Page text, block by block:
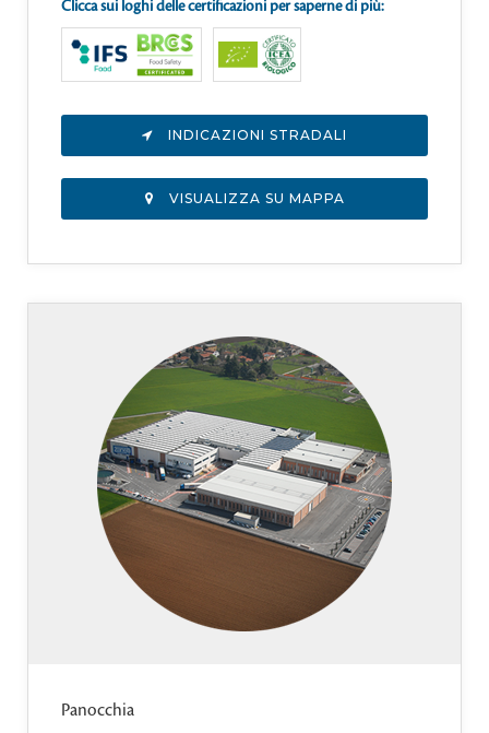
Clicca sui loghi delle certificazioni per saperne di più:
INDICAZIONI STRADALI
VISUALIZZA SU MAPPA
Panocchia